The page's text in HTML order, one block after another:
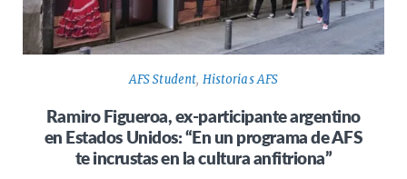
AFS Student, Historias AFS
Ramiro Figueroa, ex-participante argentino
en Estados Unidos: “En un programa de AFS
te incrustas en la cultura anfitriona”